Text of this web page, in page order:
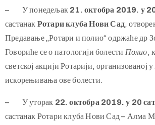
– У понедељак 21. октобра 2019. у
састанак Ротари клуба Нови Сад,
Предавање „Ротари и полио“ одржаће др
Говориће се о патологији болести Полио,
светској акцији Ротарији, организованој
искорењивања ове болести.
– У уторак 22. октобра 2019. у 20
састанак Ротари клуба Нови Сад – Алма